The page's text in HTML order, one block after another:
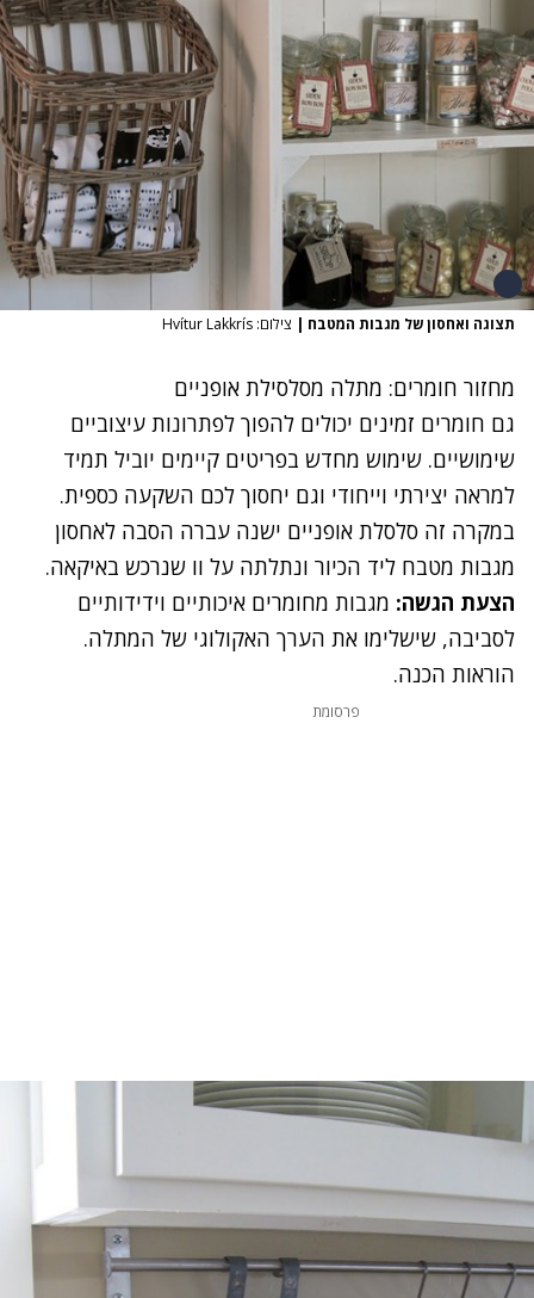
תצוגה ואחסון של מגבות המטבח | צילום: Hvítur Lakkrís
מחזור חומרים: מתלה מסלסילת אופניים
גם חומרים זמינים יכולים להפוך לפתרונות עיצוביים
שימושיים. שימוש מחדש בפריטים קיימים יוביל תמיד
למראה יצירתי וייחודי וגם יחסוך לכם השקעה כספית.
במקרה זה סלסלת אופניים ישנה עברה הסבה לאחסון
מגבות מטבח ליד הכיור ונתלתה על וו שנרכש באיקאה.
הצעת הגשה: מגבות מחומרים איכותיים וידידותיים
לסביבה, שישלימו את הערך האקולוגי של המתלה.
הוראות הכנה.
פרסומת